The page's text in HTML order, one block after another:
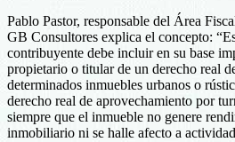
Pablo Pastor, responsable del Área
GB Consultores explica el concepto:
contribuyente debe incluir en su base
propietario o titular de un derecho real
determinados inmuebles urbanos o
derecho real de aprovechamiento por
siempre que el inmueble no genere
inmobiliario ni se halle afecto a